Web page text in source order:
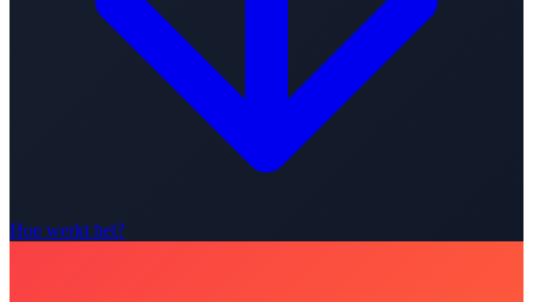
Hoe werkt het?